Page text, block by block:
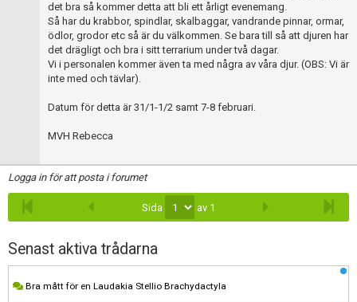
det bra så kommer detta att bli ett årligt evenemang.
Så har du krabbor, spindlar, skalbaggar, vandrande pinnar, ormar,
ödlor, grodor etc så är du välkommen. Se bara till så att djuren har
det drägligt och bra i sitt terrarium under två dagar.
Vi i personalen kommer även ta med några av våra djur. (OBS: Vi är
inte med och tävlar).
Datum för detta är 31/1-1/2 samt 7-8 februari.
MVH Rebecca
Logga in för att posta i forumet
Sida av 1
Senast aktiva trådarna
Bra mått för en Laudakia Stellio Brachydactyla